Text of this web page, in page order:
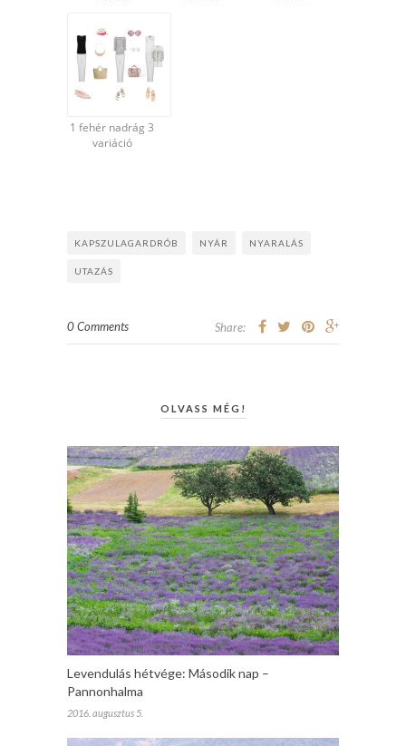
1 fehér nadrág 3
variáció
KAPSZULAGARDRÓB NYÁR NYARALÁS
UTAZÁS
0 Comments Share:
OLVASS MÉG!
Levendulás hétvége: Második nap –
Pannonhalma
2016. augusztus 5.